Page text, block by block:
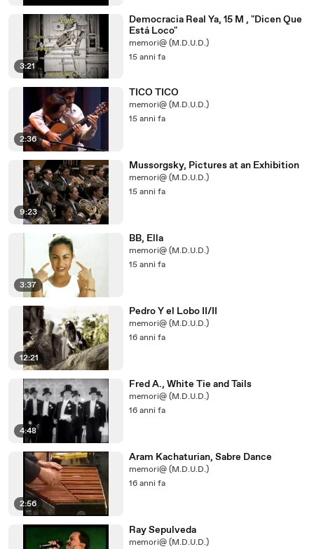
3:21
Democracia Real Ya, 15 M , "Dicen Que
Está Loco"
memori@ (M.D.U.D.)
15 anni fa
2:36
TICO TICO
memori@ (M.D.U.D.)
15 anni fa
9:23
Mussorgsky, Pictures at an Exhibition
memori@ (M.D.U.D.)
15 anni fa
3:37
BB, Ella
memori@ (M.D.U.D.)
15 anni fa
12:21
Pedro Y el Lobo II/II
memori@ (M.D.U.D.)
16 anni fa
4:48
Fred A., White Tie and Tails
memori@ (M.D.U.D.)
16 anni fa
2:56
Aram Kachaturian, Sabre Dance
memori@ (M.D.U.D.)
16 anni fa
Ray Sepulveda
memori@ (M.D.U.D.)